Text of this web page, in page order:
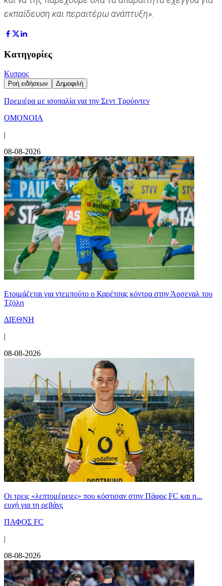
εκπαίδευση και περαιτέρω ανάπτυξη».
Κατηγορίες
Κυπρος
Ροή ειδήσεων Δημοφιλή
Πρεμιέρα με ισοπαλία για την Σεντ Τρούιντεν
ΟΜΟΝΟΙΑ
|
08-08-2026
Ετοιμάζεται για ντεμπούτο ο Καρέτσας κόντρα στην Άρσεναλ του
Τζόλη
ΔΙΕΘΝΗ
|
08-08-2026
Οι τρεις «λεπτομέρειες» που κόστισαν στην Πάφος FC και η...
ευχή για τη ρεβάνς
ΠΑΦΟΣ FC
|
08-08-2026